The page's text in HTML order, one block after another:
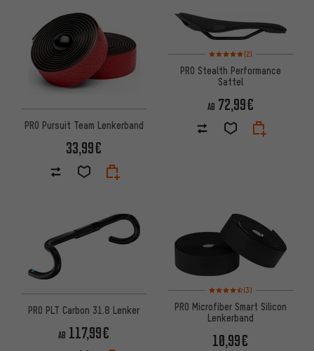
PRO Pursuit Team Lenkerband
33,99€
Bewertungen: 5 von 5
(2)
PRO Stealth Performance
Sattel
AB 72,99€
PRO PLT Carbon 31.8 Lenker
AB 117,99€
Bewertungen: 4,5 von 5
(3)
PRO Microfiber Smart Silicon
Lenkerband
10,99€